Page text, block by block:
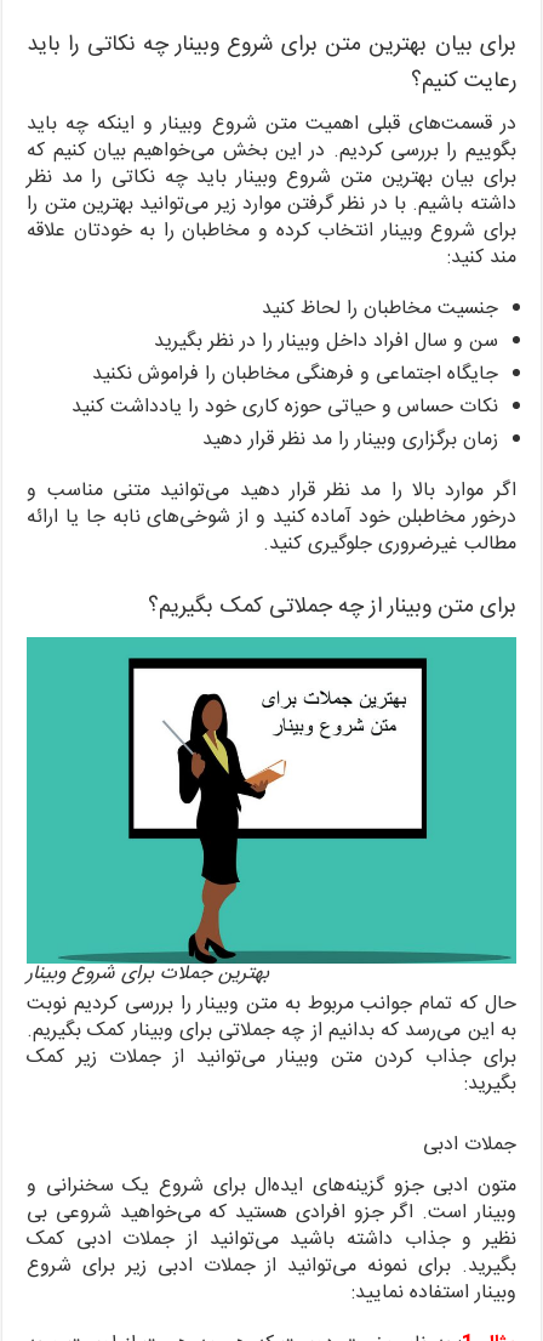
برای بیان بهترین متن برای شروع وبینار چه نکاتی را باید
رعایت کنیم؟
در قسمت‌های قبلی اهمیت متن شروع وبینار و اینکه چه باید
بگوییم را بررسی کردیم. در این بخش می‌خواهیم بیان کنیم که
برای بیان بهترین متن شروع وبینار باید چه نکاتی را مد نظر
داشته باشیم. با در نظر گرفتن موارد زیر می‌توانید بهترین متن را
برای شروع وبینار انتخاب کرده و مخاطبان را به خودتان علاقه
مند کنید:
جنسیت مخاطبان را لحاظ کنید
سن و سال افراد داخل وبینار را در نظر بگیرید
جایگاه اجتماعی و فرهنگی مخاطبان را فراموش نکنید
نکات حساس و حیاتی حوزه کاری خود را یادداشت کنید
زمان برگزاری وبینار را مد نظر قرار دهید
اگر موارد بالا را مد نظر قرار دهید می‌توانید متنی مناسب و
درخور مخاطبلن خود آماده کنید و از شوخی‌های نابه جا یا ارائه
مطالب غیرضروری جلوگیری کنید.
برای متن وبینار از چه جملاتی کمک بگیریم؟
بهترین جملات برای شروع وبینار
حال که تمام جوانب مربوط به متن وبینار را بررسی کردیم نوبت
به این می‌رسد که بدانیم از چه جملاتی برای وبینار کمک بگیریم.
برای جذاب کردن متن وبینار می‌توانید از جملات زیر کمک
بگیرید:
جملات ادبی
متون ادبی جزو گزینه‌های ایده‌ال برای شروع یک سخنرانی و
وبینار است. اگر جزو افرادی هستید که می‌خواهید شروعی بی
نظیر و جذاب داشته باشید می‌توانید از جملات ادبی کمک
بگیرید. برای نمونه می‌توانید از جملات ادبی زیر برای شروع
وبینار استفاده نمایید: